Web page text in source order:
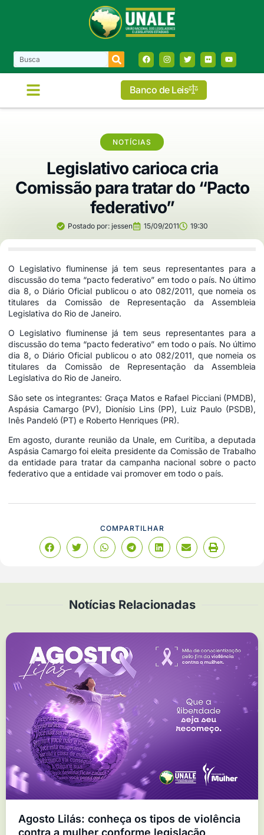
Banco de Leis
NOTÍCIAS
Legislativo carioca cria
Comissão para tratar do “Pacto
federativo”
Postado por:jessen 15/09/2011 19:30
O Legislativo fluminense já tem seus representantes para a
discussão do tema “pacto federativo” em todo o país. No último
dia 8, o Diário Oficial publicou o ato 082/2011, que nomeia os
titulares da Comissão de Representação da Assembleia
Legislativa do Rio de Janeiro.
O Legislativo fluminense já tem seus representantes para a
discussão do tema “pacto federativo” em todo o país. No último
dia 8, o Diário Oficial publicou o ato 082/2011, que nomeia os
titulares da Comissão de Representação da Assembleia
Legislativa do Rio de Janeiro.
São sete os integrantes: Graça Matos e Rafael Picciani (PMDB),
Aspásia Camargo (PV), Dionísio Lins (PP), Luiz Paulo (PSDB),
Inês Pandeló (PT) e Roberto Henriques (PR).
Em agosto, durante reunião da Unale, em Curitiba, a deputada
Aspásia Camargo foi eleita presidente da Comissão de Trabalho
da entidade para tratar da campanha nacional sobre o pacto
federativo que a entidade vai promover em todo o país.
COMPARTILHAR
Notícias Relacionadas
Agosto Lilás: conheça os tipos de violência
contra a mulher conforme legislação